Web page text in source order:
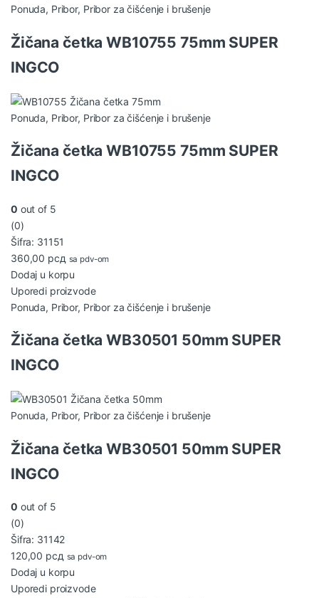
Ponuda, Pribor, Pribor za čišćenje i brušenje
Žičana četka WB10755 75mm SUPER
INGCO
Ponuda, Pribor, Pribor za čišćenje i brušenje
Žičana četka WB10755 75mm SUPER
INGCO
0 out of 5
(0)
Šifra: 31151
360,00 рсд sa pdv-om
Dodaj u korpu
Uporedi proizvode
Ponuda, Pribor, Pribor za čišćenje i brušenje
Žičana četka WB30501 50mm SUPER
INGCO
Ponuda, Pribor, Pribor za čišćenje i brušenje
Žičana četka WB30501 50mm SUPER
INGCO
0 out of 5
(0)
Šifra: 31142
120,00 рсд sa pdv-om
Dodaj u korpu
Uporedi proizvode